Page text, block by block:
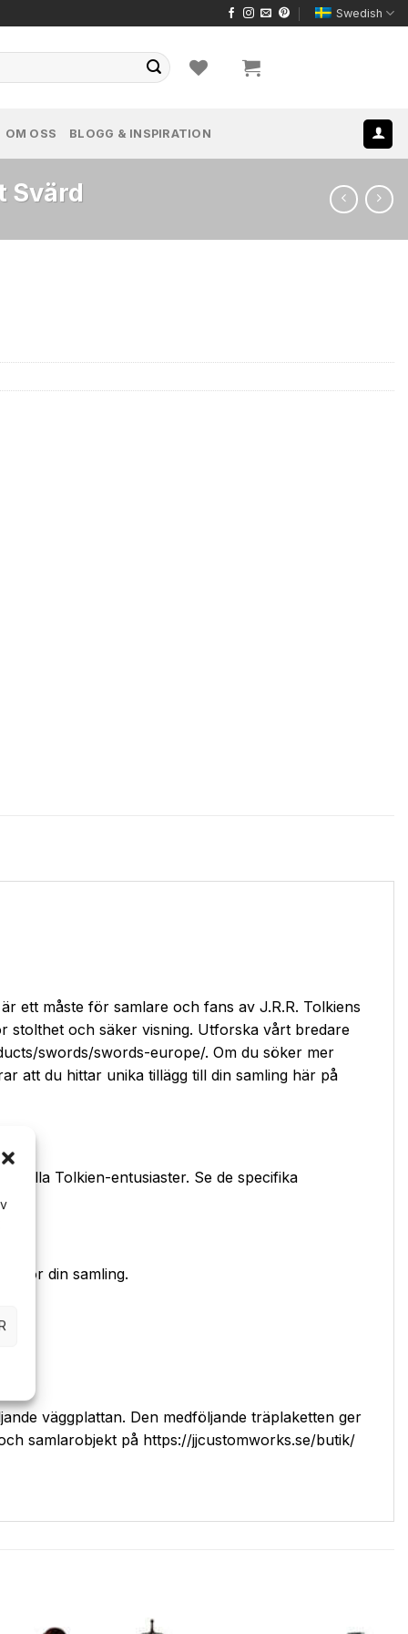
Swedish
OM OSS BLOGG & INSPIRATION
Svärd
är:
kr789.48.
ett måste för samlare och fans av J.R.R. Tolkiens
stolthet och säker visning. Utforska vårt bredare
swords/swords-europe/. Om du söker mer
att du hittar unika tillägg till din samling här på
alla Tolkien-entusiaster. Se de specifika
för din samling.
väggplattan. Den medföljande träplaketten ger
samlarobjekt på https://jjcustomworks.se/butik/